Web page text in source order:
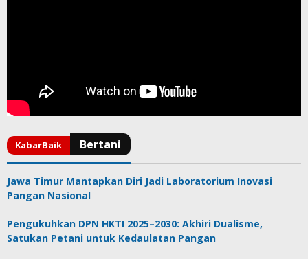
Jawa Timur Mantapkan Diri Jadi Laboratorium Inovasi
Pangan Nasional
Pengukuhkan DPN HKTI 2025–2030: Akhiri Dualisme,
Satukan Petani untuk Kedaulatan Pangan